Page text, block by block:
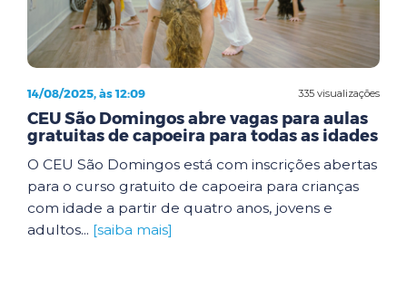
335 visualizações
14/08/2025, às 12:09
CEU São Domingos abre vagas para aulas
gratuitas de capoeira para todas as idades
O CEU São Domingos está com inscrições abertas
para o curso gratuito de capoeira para crianças
com idade a partir de quatro anos, jovens e
adultos... [saiba mais]